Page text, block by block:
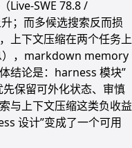
Live-SWE 78.8 /
；而多候选搜索反而损
上下文压缩在两个任务上
），markdown memory
结论是：harness 模块”
保留可外化状态、审慎
与上下文压缩这类负收益
设计”变成了一个可用